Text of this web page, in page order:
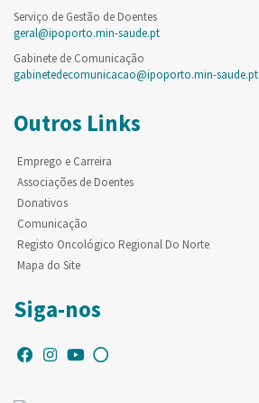
Serviço de Gestão de Doentes
geral@ipoporto.min-saude.pt
Gabinete de Comunicação
gabinetedecomunicacao@ipoporto.min-saude.pt
Outros Links
Emprego e Carreira
Associações de Doentes
Donativos
Comunicação
Registo Oncológico Regional Do Norte
Mapa do Site
Siga-nos